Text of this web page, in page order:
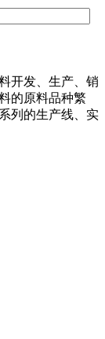
开发、生产、销
的原料品种繁
列的生产线、实